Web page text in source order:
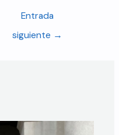
Entrada
siguiente →